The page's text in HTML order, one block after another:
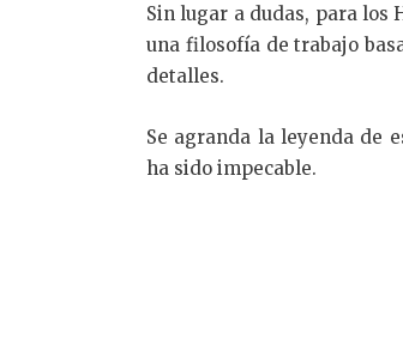
Sin lugar a dudas, para los
una filosofía de trabajo
detalles.
Se agranda la leyenda de
ha sido impecable.